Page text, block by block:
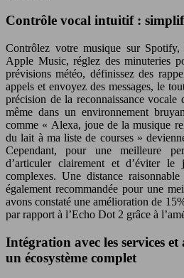
Contrôle vocal intuitif :
Contrôlez votre musique sur
Apple Music, réglez des minuteries
prévisions météo, définissez des
appels et envoyez des messages, le
précision de la reconnaissance vocale
même dans un environnement
comme « Alexa, joue de la musique
du lait à ma liste de courses »
Cependant, pour une meilleure
d’articuler clairement et d’éviter
complexes. Une distance
également recommandée pour une
avons constaté une amélioration de
par rapport à l’Echo Dot 2 grâce à
Intégration avec les services et
un écosystème complet